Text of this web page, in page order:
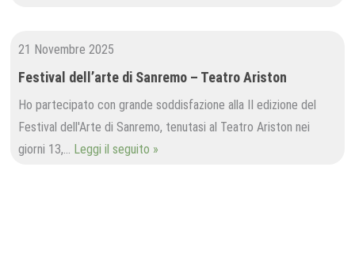
21 Novembre 2025
Festival dell’arte di Sanremo – Teatro Ariston
Ho partecipato con grande soddisfazione alla II edizione del
Festival dell'Arte di Sanremo, tenutasi al Teatro Ariston nei
giorni 13,… Leggi il seguito »